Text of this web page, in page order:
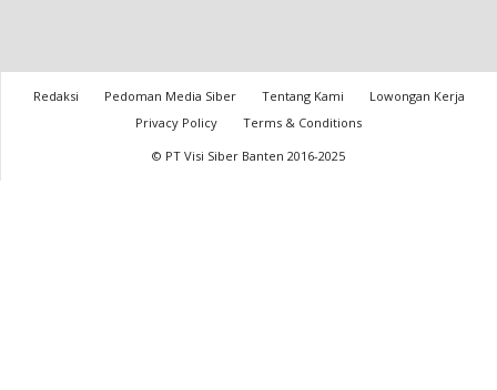
Redaksi Pedoman Media Siber Tentang Kami
Lowongan Kerja
Privacy Policy
Terms & Conditions
© PT Visi Siber Banten 2016-2025